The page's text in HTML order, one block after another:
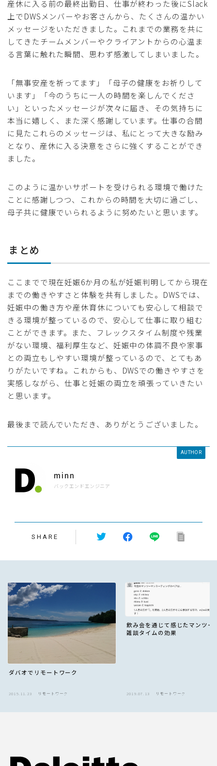
産休に入る前の最終出勤日、仕事が終わった後にSlack
上でDWSメンバーやお客さんから、たくさんの温かい
メッセージをいただきました。これまでの業務を共に
してきたチームメンバーやクライアントからの心温ま
る言葉に触れた瞬間、思わず感激してしまいました。
「無事安産を祈ってます」「母子の健康をお祈りして
います」「今のうちに一人の時間を楽しんでくださ
い」といったメッセージが次々に届き、その気持ちに
本当に嬉しく、また深く感謝しています。仕事の合間
に見たこれらのメッセージは、私にとって大きな励み
となり、産休に入る決意をさらに強くすることができ
ました。
このように温かいサポートを受けられる環境で働けた
ことに感謝しつつ、これからの時間を大切に過ごし、
母子共に健康でいられるように努めたいと思います。
まとめ
ここまでで現在妊娠6か月の私が妊娠判明してから現在
までの働きやすさと体験を共有しました。DWSでは、
妊娠中の働き方や産休育休についても安心して相談で
きる環境が整っているので、安心して仕事に取り組む
ことができます。また、フレックスタイム制度や残業
がない環境、福利厚生など、妊娠中の体調不良や家事
との両立もしやすい環境が整っているので、とてもあ
りがたいですね。これからも、DWSでの働きやすさを
実感しながら、仕事と妊娠の両立を頑張っていきたい
と思います。
最後まで読んでいただき、ありがとうございました。
AUTHOR
minn
バックエンドエンジニア
SHARE
ダバオでリモートワーク
2015.11.23 リモートワーク
飲み会を通じて感じたマンツー
雑談タイムの効果
2019.07.13 リモートワーク